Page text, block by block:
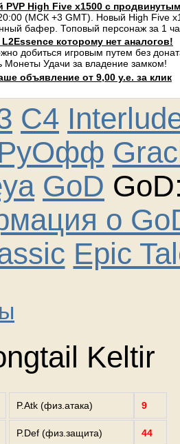
PVP High Five x1500 с
(МСК +3 GMT). Новый High Five
бафер. Топовый персонаж за 1
которому нет аналогов!
добиться игровым путем без
Монеты Удачи за владение замком!
объявление от 9,00 у.е. за клик
C4
GoD
о
Epic
Keltir
P.Atk (физ.атака) 9
P.Def (физ.защита) 44